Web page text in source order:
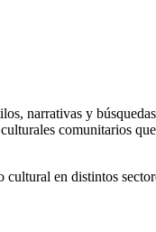
narrativas y
comunitarios
en distintos